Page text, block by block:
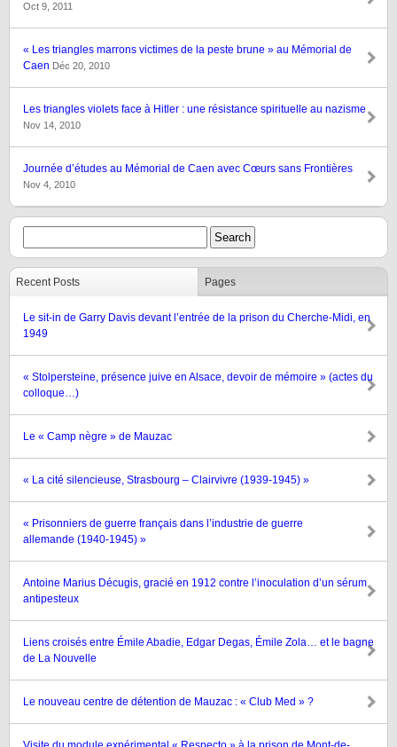
Oct 9, 2011
« Les triangles marrons victimes de la peste brune » au Mémorial de
Caen Déc 20, 2010
Les triangles violets face à Hitler : une résistance spirituelle au nazisme
Nov 14, 2010
Journée d’études au Mémorial de Caen avec Cœurs sans Frontières
Nov 4, 2010
Recent Posts Pages
Le sit-in de Garry Davis devant l’entrée de la prison du Cherche-Midi, en
1949
« Stolpersteine, présence juive en Alsace, devoir de mémoire » (actes du
colloque…)
Le « Camp nègre » de Mauzac
« La cité silencieuse, Strasbourg – Clairvivre (1939-1945) »
« Prisonniers de guerre français dans l’industrie de guerre
allemande (1940-1945) »
Antoine Marius Décugis, gracié en 1912 contre l’inoculation d’un sérum
antipesteux
Liens croisés entre Émile Abadie, Edgar Degas, Émile Zola… et le bagne
de La Nouvelle
Le nouveau centre de détention de Mauzac : « Club Med » ?